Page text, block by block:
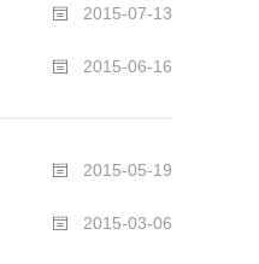
2015-07-13
2015-06-16
2015-05-19
2015-03-06